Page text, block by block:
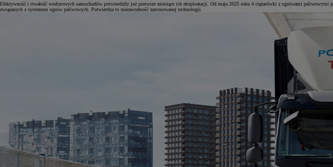
Od105 300 zł
Corolla Hatchback
HYBRID
Efektywność i trwałość wodorowych samochodów potwierdziły już pierwsze miesiące ich eksploatacji. Od maja 2025 roku 4 ciężarówki z ogniwami
związanych z systemem ogniw paliwowych. Potwierdza to niezawodność zastosowanej technologii.